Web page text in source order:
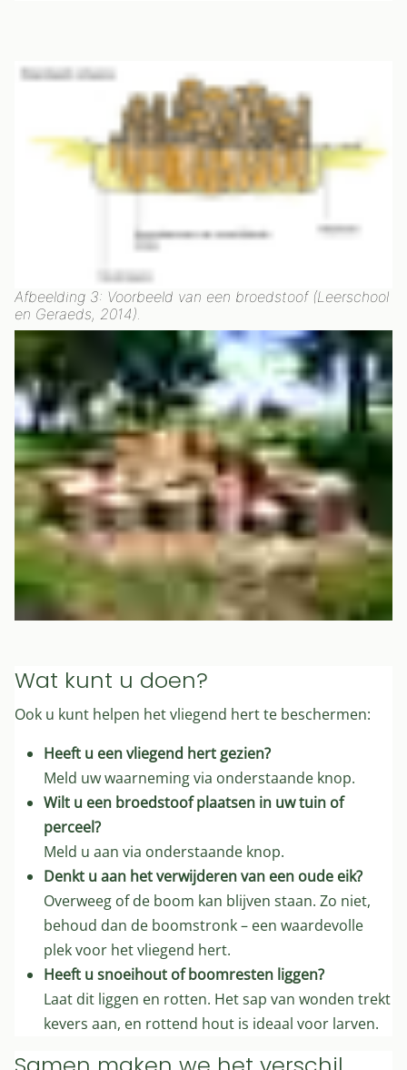
Afbeelding 3: Voorbeeld van een broedstoof (Leerschool
en Geraeds, 2014).
Wat kunt u doen?
Ook u kunt helpen het vliegend hert te beschermen:
Heeft u een vliegend hert gezien?
Meld uw waarneming via onderstaande knop.
Wilt u een broedstoof plaatsen in uw tuin of
perceel?
Meld u aan via onderstaande knop.
Denkt u aan het verwijderen van een oude eik?
Overweeg of de boom kan blijven staan. Zo niet,
behoud dan de boomstronk – een waardevolle
plek voor het vliegend hert.
Heeft u snoeihout of boomresten liggen?
Laat dit liggen en rotten. Het sap van wonden trekt
kevers aan, en rottend hout is ideaal voor larven.